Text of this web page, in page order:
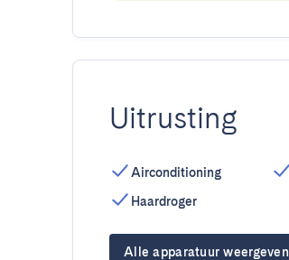
Uitrusting
Airconditioning
Haardroger
Alle apparatuur weergeven